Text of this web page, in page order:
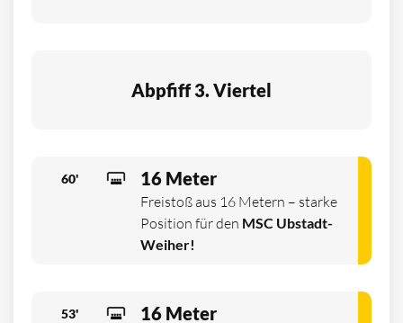
Abpfiff 3. Viertel
60' 16 Meter
Freistoß aus 16 Metern – starke
Position für den MSC Ubstadt-
Weiher!
53' 16 Meter